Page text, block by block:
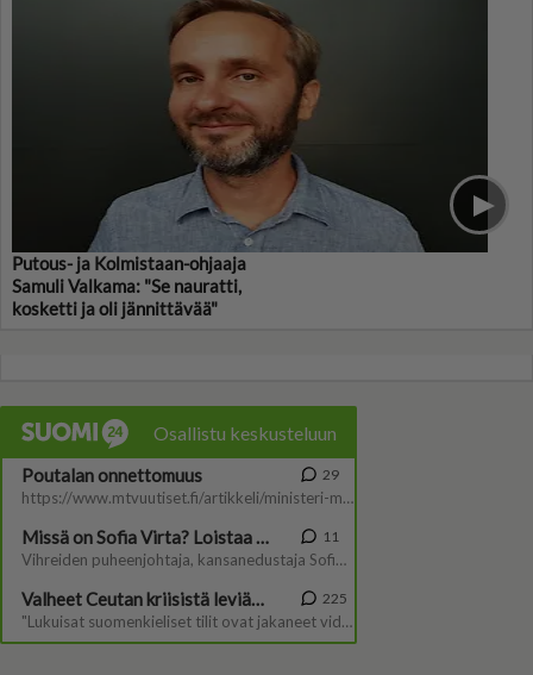
Putous- ja Kolmistaan-ohjaaja
Samuli Valkama: "Se nauratti,
kosketti ja oli jännittävää"